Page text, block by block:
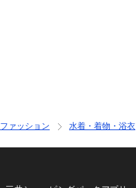
ファッション 水着・着物・浴衣